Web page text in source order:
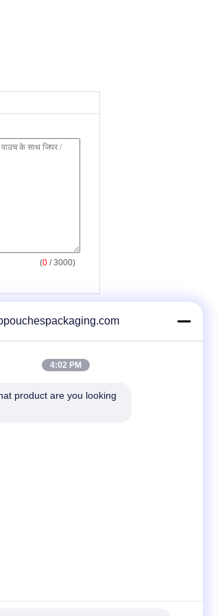
(0 / 3000)
4:02 PM
product are you looking